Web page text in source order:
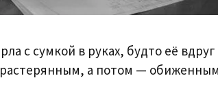
с сумкой в руках, будто её
а потом —